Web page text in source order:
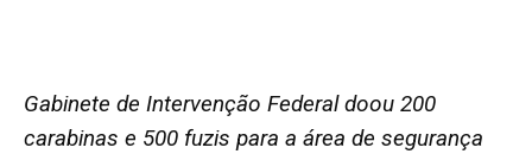
Gabinete de Intervenção Federal doou 200
carabinas e 500 fuzis para a área de segurança